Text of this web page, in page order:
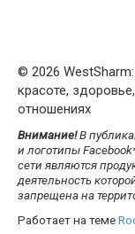
© 2026
красоте,
отношениях
Внимание!В
и логотипы
сети являются
деятельность
запрещена на
Работает на теме